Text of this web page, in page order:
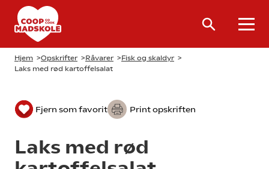
Hjem >Opskrifter >Råvarer >Fisk og skaldyr >
Laks med rød kartoffelsalat
Fjern som favorit Print opskriften
Laks med rød